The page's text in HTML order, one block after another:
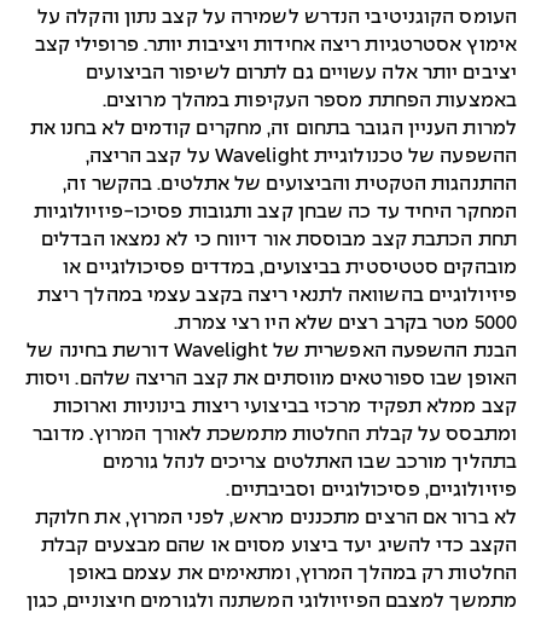
העומס הקוגניטיבי הנדרש לשמירה על קצב נתון והקלה על
אימוץ אסטרטגיות ריצה אחידות ויציבות יותר. פרופילי קצב
יציבים יותר אלה עשויים גם לתרום לשיפור הביצועים
באמצעות הפחתת מספר העקיפות במהלך מרוצים.
למרות העניין הגובר בתחום זה, מחקרים קודמים לא בחנו את
ההשפעה של טכנולוגיית Wavelight על קצב הריצה,
ההתנהגות הטקטית והביצועים של אתלטים. בהקשר זה,
המחקר היחיד עד כה שבחן קצב ותגובות פסיכו-פיזיולוגיות
תחת הכתבת קצב מבוססת אור דיווח כי לא נמצאו הבדלים
מובהקים סטטיסטית בביצועים, במדדים פסיכולוגיים או
פיזיולוגיים בהשוואה לתנאי ריצה בקצב עצמי במהלך ריצת
5000 מטר בקרב רצים שלא היו רצי צמרת.
הבנת ההשפעה האפשרית של Wavelight דורשת בחינה של
האופן שבו ספורטאים מווסתים את קצב הריצה שלהם. ויסות
קצב ממלא תפקיד מרכזי בביצועי ריצות בינוניות וארוכות
ומתבסס על קבלת החלטות מתמשכת לאורך המרוץ. מדובר
בתהליך מורכב שבו האתלטים צריכים לנהל גורמים
פיזיולוגיים, פסיכולוגיים וסביבתיים.
לא ברור אם הרצים מתכננים מראש, לפני המרוץ, את חלוקת
הקצב כדי להשיג יעד ביצוע מסוים או שהם מבצעים קבלת
החלטות רק במהלך המרוץ, ומתאימים את עצמם באופן
מתמשך למצבם הפיזיולוגי המשתנה ולגורמים חיצוניים, כגון